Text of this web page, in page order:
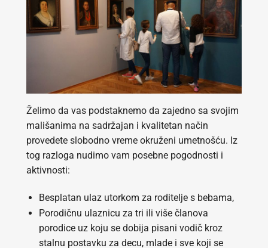
Želimo da vas podstaknemo da zajedno sa svojim
mališanima na sadržajan i kvalitetan način
provedete slobodno vreme okruženi umetnošću. Iz
tog razloga nudimo vam posebne pogodnosti i
aktivnosti:
Besplatan ulaz utorkom za roditelje s bebama,
Porodičnu ulaznicu za tri ili više članova
porodice uz koju se dobija pisani vodič kroz
stalnu postavku za decu, mlade i sve koji se